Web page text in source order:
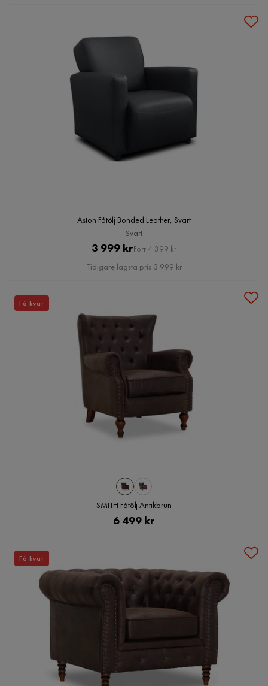
Aston Fåtölj Bonded Leather, Svart
Svart
Pris
3 999 krOriginal
Pris
Förr 4 399 kr
Tidigare lägsta pris 3 999 kr
SMITH Fåtölj Antikbrun
Pris
6 499 kr
Få kvar
Få kvar